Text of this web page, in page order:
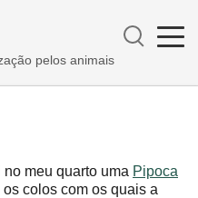
pelos animais
meu quarto uma Pipoca
colos com os quais a